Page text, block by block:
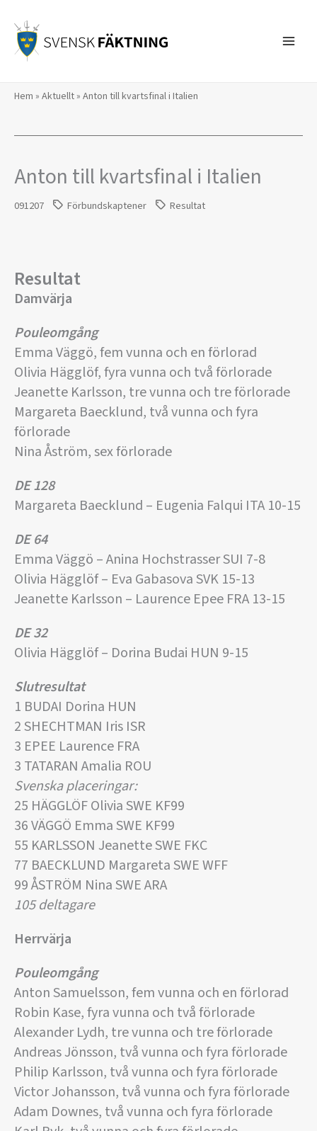
innehåll
Hem » Aktuellt» Anton till kvartsfinal i Italien
Anton till kvartsfinal i Italien
091207 Förbundskaptener Resultat
Resultat
Damvärja
Pouleomgång
Emma Väggö, fem vunna och en förlorad
Olivia Hägglöf, fyra vunna och två förlorade
Jeanette Karlsson, tre vunna och tre förlorade
Margareta Baecklund, två vunna och fyra
förlorade
Nina Åström, sex förlorade
DE 128
Margareta Baecklund – Eugenia Falqui ITA 10-15
DE 64
Emma Väggö – Anina Hochstrasser SUI 7-8
Olivia Hägglöf – Eva Gabasova SVK 15-13
Jeanette Karlsson – Laurence Epee FRA 13-15
DE 32
Olivia Hägglöf – Dorina Budai HUN 9-15
Slutresultat
1 BUDAI Dorina HUN
2 SHECHTMAN Iris ISR
3 EPEE Laurence FRA
3 TATARAN Amalia ROU
Svenska placeringar:
25 HÄGGLÖF Olivia SWE KF99
36 VÄGGÖ Emma SWE KF99
55 KARLSSON Jeanette SWE FKC
77 BAECKLUND Margareta SWE WFF
99 ÅSTRÖM Nina SWE ARA
105 deltagare
Herrvärja
Pouleomgång
Anton Samuelsson, fem vunna och en förlorad
Robin Kase, fyra vunna och två förlorade
Alexander Lydh, tre vunna och tre förlorade
Andreas Jönsson, två vunna och fyra förlorade
Philip Karlsson, två vunna och fyra förlorade
Victor Johansson, två vunna och fyra förlorade
Adam Downes, två vunna och fyra förlorade